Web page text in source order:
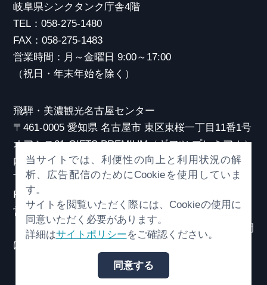
岐阜県シンクタンク庁舎4階
TEL：058-275-1480
FAX：058-275-1483
営業時間：月～金曜日 9:00～17:00
（祝日・年末年始を除く）
飛騨・美濃観光名古屋センター
〒461-0005 愛知県 名古屋市 東区東桜一丁目11番1号
オアシス21 GIFTS PREMIUM（ギフツ プレミアム）
内
TEL：052-253-6185
FAX：052-253-6186
営業時間：10:00～21:00
（原則、元日を除き年中無休）※観光相談対応時間
は18:30まで
© （一社）岐阜県観光連盟 All Rights Reserved.
当サイトでは、利便性の向上と利用状況の解
析、広告配信のためにCookieを使用していま
す。
サイトを閲覧いただく際には、Cookieの使用に
同意いただく必要があります。
詳細はサイトポリシーをご確認ください。
同意する